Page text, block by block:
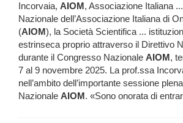
Incorvaia, AIOM, Associazione Italiana
Nazionale dell’Associazione Italiana di
(AIOM), la Società Scientifica ...
estrinseca proprio attraverso il Direttivo
durante il Congresso Nazionale AIOM,
7 al 9 novembre 2025. La prof.ssa
nell’ambito dell’importante sessione
Nazionale AIOM. «Sono onorata di